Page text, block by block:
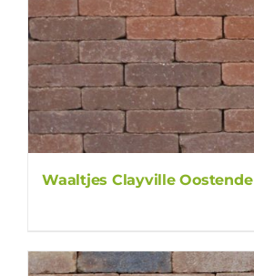
Waaltjes Clayville Oostende